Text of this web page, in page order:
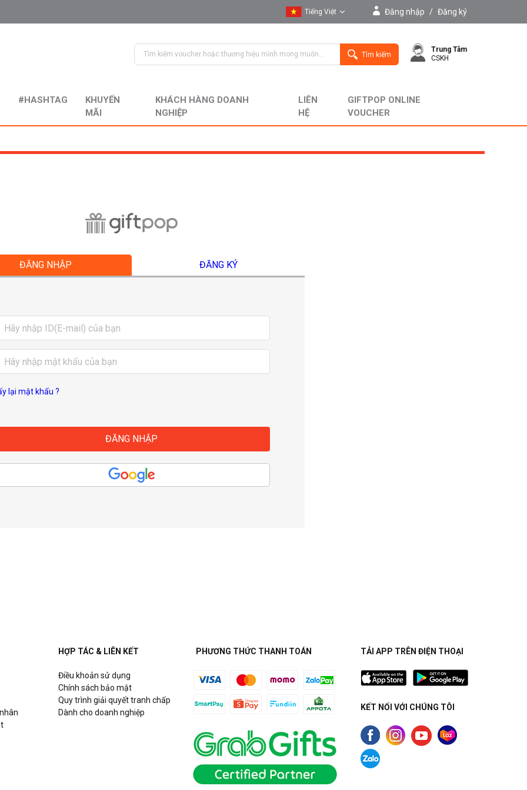
Tiếng Việt
English
Đăng nhập / Đăng ký
Tìm kiếm
Trung Tâm
CSKH
#HASHTAG
KHUYẾN
MÃI
KHÁCH HÀNG DOANH
NGHIỆP
LIÊN
HỆ
GIFTPOP ONLINE
VOUCHER
ĐĂNG NHẬP ĐĂNG KÝ
lại mật khẩu ?
HỢP TÁC & LIÊN KẾT
Điều khoản sử dụng
Chính sách bảo mật
Quy trình giải quyết tranh chấp
Dành cho doanh nghiệp
PHƯƠNG THỨC THANH TOÁN TẢI APP TRÊN ĐIỆN THOẠI
KẾT NỐI VỚI CHÚNG TÔI